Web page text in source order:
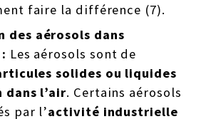
faire la différence (7).
des aérosols dans
Les aérosols sont de
solides ou liquides
dans l’air. Certains aérosols
par l’activité industrielle